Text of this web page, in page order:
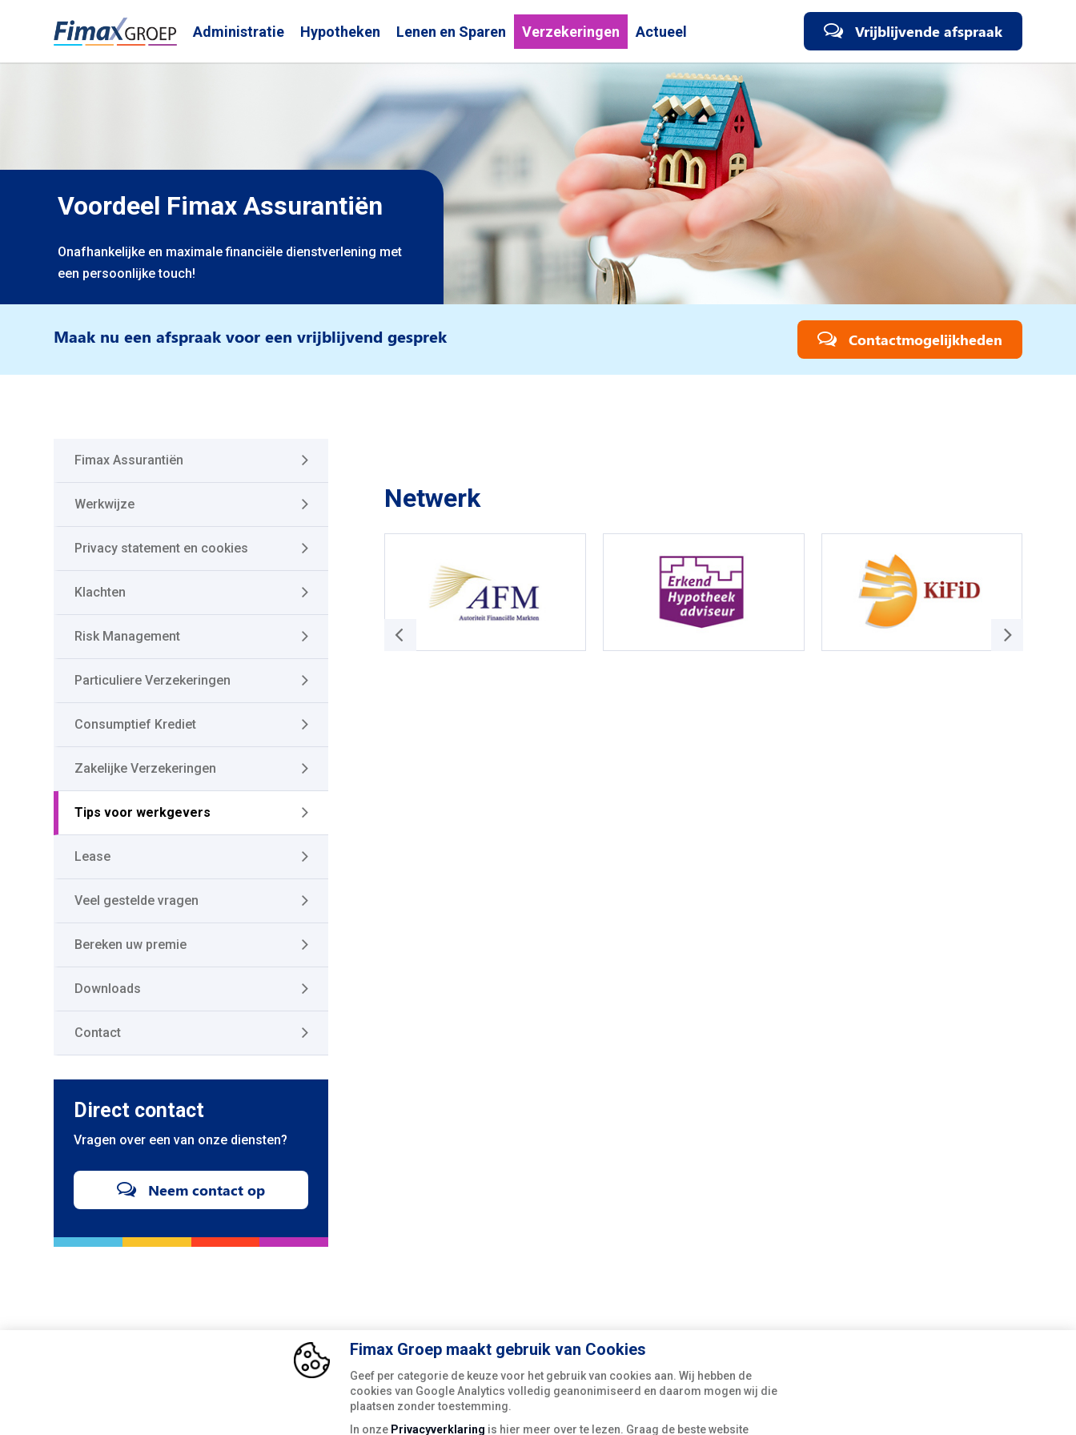
Administratie Hypotheken Lenen en Sparen Verzekeringen Actueel Vrijblijvende afspraak
Voordeel Fimax Assurantiën
Onafhankelijke en maximale financiële dienstverlening met
een persoonlijke touch!
Maak nu een afspraak voor een vrijblijvend gesprek Contactmogelijkheden
Netwerk
Fimax Assurantiën
Werkwijze
Privacy statement en cookies
Klachten
Risk Management
Particuliere Verzekeringen
Consumptief Krediet
Zakelijke Verzekeringen
Tips voor werkgevers
Lease
Veel gestelde vragen
Bereken uw premie
Downloads
Contact
Direct contact
Vragen over een van onze diensten?
Neem contact op
Fimax Groep maakt gebruik van Cookies
Geef per categorie de keuze voor het gebruik van cookies aan. Wij hebben de
cookies van Google Analytics volledig geanonimiseerd en daarom mogen wij die
plaatsen zonder toestemming.
In onze Privacyverklaring is hier meer over te lezen. Graag de beste website
7001 DN Doetinchem